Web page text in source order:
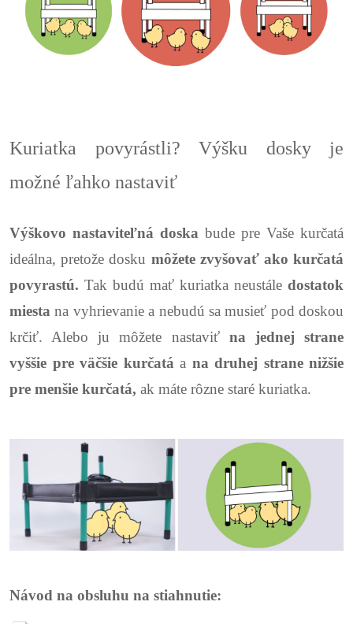
Kuriatka povyrástli? Výšku dosky je
možné ľahko nastaviť
Výškovo nastaviteľná doska bude pre Vaše kurčatá
ideálna, pretože dosku môžete zvyšovať ako kurčatá
povyrastú. Tak budú mať kuriatka neustále dostatok
miesta na vyhrievanie a nebudú sa musieť pod doskou
krčiť.Alebo ju môžete nastaviť na jednej strane
vyššie pre väčšie kurčatá a na druhej strane nižšie
pre menšie kurčatá, ak máte rôzne staré kuriatka.
Návod na obsluhu na stiahnutie: